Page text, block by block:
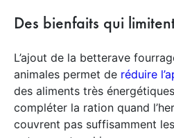
Des bienfaits qui
L’ajout de la betterave
animales permet de réduire
des aliments très
compléter la ration quand
couvrent pas suffisamment